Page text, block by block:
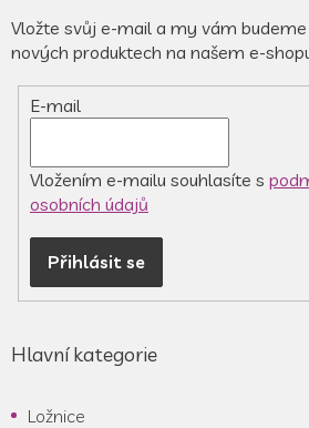
aVložte svůj e-mail a my vám
nových produktech na našem e-
E-mail
Vložením e-mailu souhlasíte s
osobních údajů
Přihlásit se
Hlavní kategorie
Ložnice